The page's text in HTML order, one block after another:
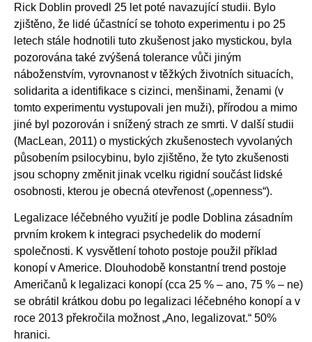
Rick Doblin provedl 25 let poté navazující studii. Bylo
zjištěno, že lidé účastnící se tohoto experimentu i po 25
letech stále hodnotili tuto zkušenost jako mystickou, byla
pozorována také zvýšená tolerance vůči jiným
náboženstvím, vyrovnanost v těžkých životních situacích,
solidarita a identifikace s cizinci, menšinami, ženami (v
tomto experimentu vystupovali jen muži), přírodou a mimo
jiné byl pozorován i snížený strach ze smrti. V další studii
(MacLean, 2011) o mystických zkušenostech vyvolaných
působením psilocybinu, bylo zjištěno, že tyto zkušenosti
jsou schopny změnit jinak vcelku rigidní součást lidské
osobnosti, kterou je obecná otevřenost („openness“).
Legalizace léčebného využití je podle Doblina zásadním
prvním krokem k integraci psychedelik do moderní
společnosti. K vysvětlení tohoto postoje použil příklad
konopí v Americe. Dlouhodobě konstantní trend postoje
Američanů k legalizaci konopí (cca 25 % – ano, 75 % – ne)
se obrátil krátkou dobu po legalizaci léčebného konopí a v
roce 2013 překročila možnost „Ano, legalizovat.“ 50%
hranici.